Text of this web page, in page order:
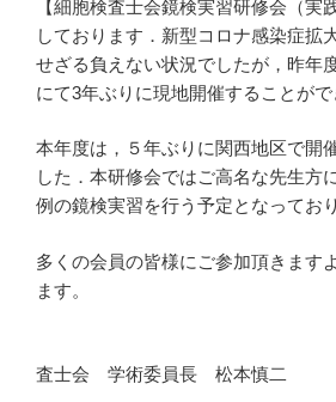
【細胞検査士会鏡検実習研修会（実
しております．新型コロナ感染症拡
せざる負えない状況でしたが，昨年
にて3年ぶりに現地開催することがで
本年度は，５年ぶりに関西地区で開
した．本研修会ではご高名な先生方
例の鏡検実習を行う予定となってお
多くの会員の皆様にご参加頂きます
ます。
細
査士会 学術委員長 松本慎二